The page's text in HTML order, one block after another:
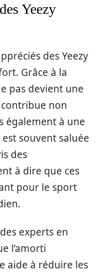
Yeezy
des Yeezy
Grâce à la
pas devient une
non
également à une
souvent saluée
des
à dire que ces
pour le sport
experts en
l’amorti
aide à réduire les